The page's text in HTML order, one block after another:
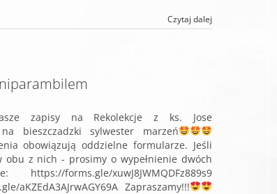
Czytaj dalej
zapisy na Rekolekcje z ks. Jose
bieszczadzki sylwester marzeń
obowiązują oddzielne formularze. Jeśli
obu z nich - prosimy o wypełnienie dwóch
forms.gle/xuwJ8JWMQDFz889s9
aKZEdA3AJrwAGY69A Zapraszamy!!!